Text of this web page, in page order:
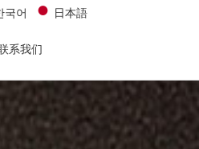
日本語
국어
系我们